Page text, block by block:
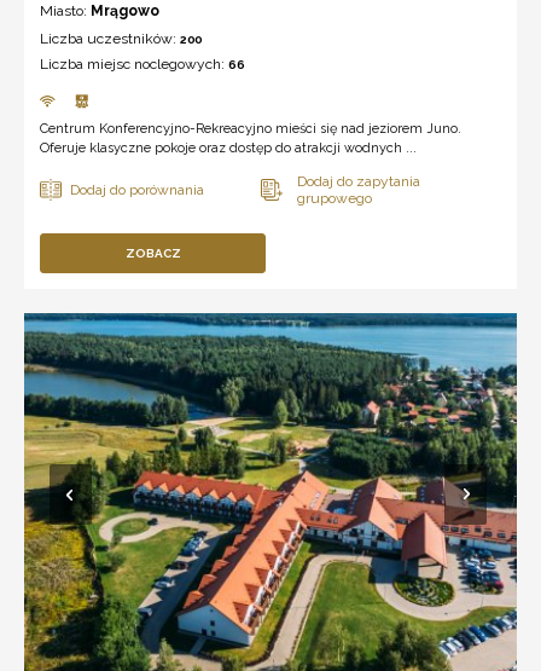
Miasto: Mrągowo
Liczba uczestników: 200
Liczba miejsc noclegowych: 66
Centrum Konferencyjno-Rekreacyjno mieści się nad jeziorem Juno.
Oferuje klasyczne pokoje oraz dostęp do atrakcji wodnych ...
ZOBACZ